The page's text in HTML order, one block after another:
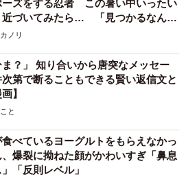
天国へ
部屋の室温は極力一定になるよう
の留守も避けるなど、おはぎくん
るよう、気配りをしていた飼い主
目前に迫った頃、家族は悲しい別
ました。
ーズをする忍者 この暑い中いったい
づいてみたら… 「見つかるなんて
ノリ
ま？」 知り合いから唐突なメッセー
第で断ることもできる賢い返信文と
】
と
べているヨーグルトをもらえなかっ
爆裂に拗ねた顔がかわいすぎ「鼻息
「反則レベル」